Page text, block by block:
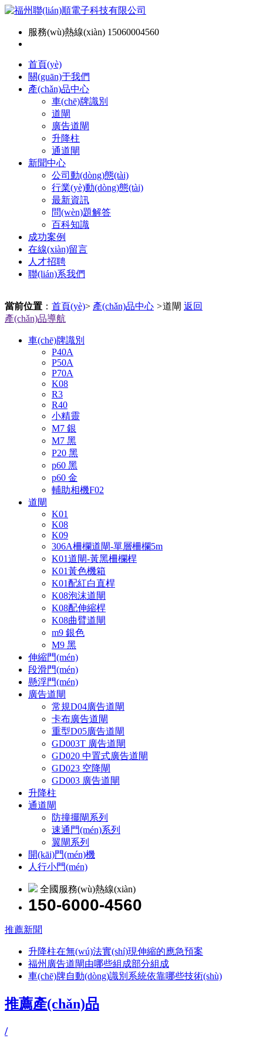
服務(wù)熱線(xiàn) 15060004560
首頁(yè)
關(guān)于我們
產(chǎn)品中心
車(chē)牌識別
道閘
廣告道閘
升降柱
通道閘
新聞中心
公司動(dòng)態(tài)
行業(yè)動(dòng)態(tài)
最新資訊
問(wèn)題解答
百科知識
成功案例
在線(xiàn)留言
人才招聘
聯(lián)系我們
當前位置 ： 首頁(yè)> 產(chǎn)品中心 >道閘 返回
產(chǎn)品導航
車(chē)牌識別
P40A
P50A
P70A
K08
R3
R40
小精靈
M7 銀
M7 黑
P20 黑
p60 黑
p60 金
輔助相機F02
道閘
K01
K08
K09
306A柵欄道閘-單層柵欄5m
K01道閘-黃黑柵欄桿
K01黃色機箱
K01配紅白直桿
K08泡沫道閘
K08配伸縮桿
K08曲臂道閘
m9 銀色
M9 黑
伸縮門(mén)
段滑門(mén)
懸浮門(mén)
廣告道閘
常規D04廣告道閘
卡布廣告道閘
重型D05廣告道閘
GD003T 廣告道閘
GD020 中置式廣告道閘
GD023 空降閘
GD003 廣告道閘
升降柱
通道閘
防撞擺閘系列
速通門(mén)系列
翼閘系列
開(kāi)門(mén)機
人行小門(mén)
全國服務(wù)熱線(xiàn)
150-6000-4560
推薦新聞
升降柱在無(wú)法實(shí)現伸縮的應急預案
福州廣告道閘由哪些組成部分組成
車(chē)牌自動(dòng)識別系統依靠哪些技術(shù)
推薦產(chǎn)品
/